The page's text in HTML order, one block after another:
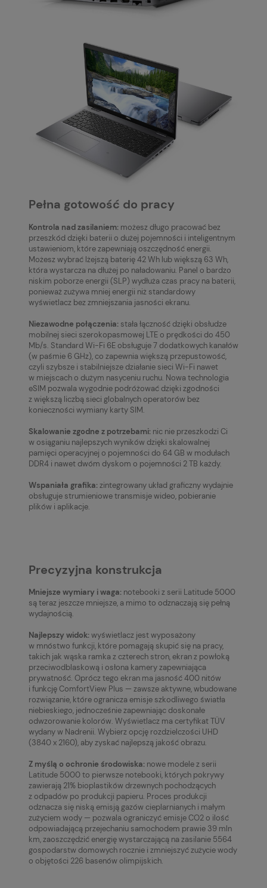
Pełna gotowość do pracy
Kontrola nad zasilaniem: możesz długo pracować bez
przeszkód dzięki baterii o dużej pojemności i inteligentnym
ustawieniom, które zapewniają oszczędność energii.
Możesz wybrać lżejszą baterię 42 Wh lub większą 63 Wh,
która wystarcza na dłużej po naładowaniu. Panel o bardzo
niskim poborze energii (SLP) wydłuża czas pracy na baterii,
ponieważ zużywa mniej energii niż standardowy
wyświetlacz bez zmniejszania jasności ekranu.
Niezawodne połączenia: stała łączność dzięki obsłudze
mobilnej sieci szerokopasmowej LTE o prędkości do 450
Mb/s. Standard Wi-Fi 6E obsługuje 7 dodatkowych kanałów
(w paśmie 6 GHz), co zapewnia większą przepustowość,
czyli szybsze i stabilniejsze działanie sieci Wi-Fi nawet
w miejscach o dużym nasyceniu ruchu. Nowa technologia
eSIM pozwala wygodnie podróżować dzięki zgodności
z większą liczbą sieci globalnych operatorów bez
konieczności wymiany karty SIM.
Skalowanie zgodne z potrzebami: nic nie przeszkodzi Ci
w osiąganiu najlepszych wyników dzięki skalowalnej
pamięci operacyjnej o pojemności do 64 GB w modułach
DDR4 i nawet dwóm dyskom o pojemności 2 TB każdy.
Wspaniała grafika:zintegrowany układ graficzny wydajnie
obsługuje strumieniowe transmisje wideo, pobieranie
plików i aplikacje.
Precyzyjna konstrukcja
Mniejsze wymiary i waga: notebooki z serii Latitude 5000
są teraz jeszcze mniejsze, a mimo to odznaczają się pełną
wydajnością.
Najlepszy widok:wyświetlacz jest wyposażony
w mnóstwo funkcji, które pomagają skupić się na pracy,
takich jak wąska ramka z czterech stron, ekran z powłoką
przeciwodblaskową i osłona kamery zapewniająca
prywatność. Oprócz tego ekran ma jasność 400 nitów
i funkcję ComfortView Plus — zawsze aktywne, wbudowane
rozwiązanie, które ogranicza emisje szkodliwego światła
niebieskiego, jednocześnie zapewniając doskonałe
odwzorowanie kolorów. Wyświetlacz ma certyfikat TÜV
wydany w Nadrenii. Wybierz opcję rozdzielczości UHD
(3840 x 2160), aby zyskać najlepszą jakość obrazu.
Z myślą o ochronie środowiska: nowe modele z serii
Latitude 5000 to pierwsze notebooki, których pokrywy
zawierają 21% bioplastików drzewnych pochodzących
z odpadów po produkcji papieru. Proces produkcji
odznacza się niską emisją gazów cieplarnianych i małym
zużyciem wody — pozwala ograniczyć emisje CO2 o ilość
odpowiadającą przejechaniu samochodem prawie 39 mln
km, zaoszczędzić energię wystarczającą na zasilanie 5564
gospodarstw domowych rocznie i zmniejszyć zużycie wody
o objętości 226 basenów olimpijskich.